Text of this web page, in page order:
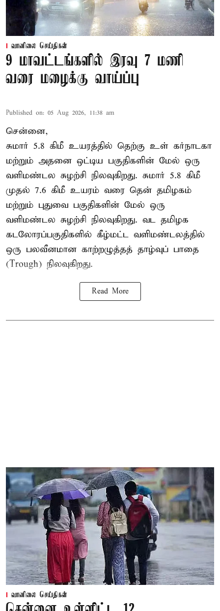
வானிலை செய்திகள்
9 மாவட்டங்களில் இரவு 7 மணி
வரை மழைக்கு வாய்ப்பு
Published on: 05 Aug 2026, 11:38 am
சென்னை,
சுமார் 5.8 கிமீ உயரத்தில் தெற்கு உள் கர்நாடகா
மற்றும் அதனை ஒட்டிய பகுதிகளின் மேல் ஒரு
வளிமண்டல சுழற்சி நிலவுகிறது. சுமார் 5.8 கிமீ
முதல் 7.6 கிமீ உயரம் வரை தென் தமிழகம்
மற்றும் புதுவை பகுதிகளின் மேல் ஒரு
வளிமண்டல சுழற்சி நிலவுகிறது. வட தமிழக
கடலோரப்பகுதிகளில் கீழ்மட்ட வளிமண்டலத்தில்
ஒரு பலவீனமான காற்றழுத்தத் தாழ்வுப் பாதை
(Trough) நிலவுகிறது.
Read More
வானிலை செய்திகள்